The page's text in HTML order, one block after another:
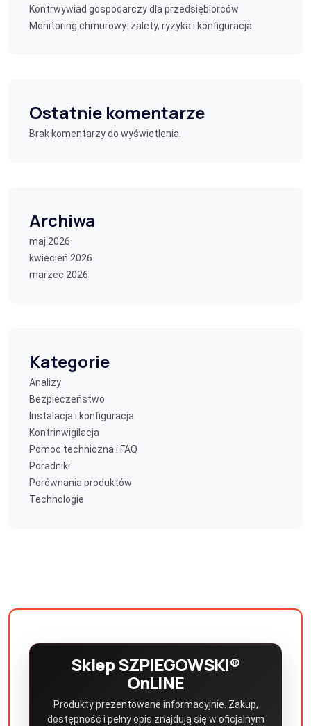
Kontrwywiad gospodarczy dla przedsiębiorców
Monitoring chmurowy: zalety, ryzyka i konfiguracja
Ostatnie komentarze
Brak komentarzy do wyświetlenia.
Archiwa
maj 2026
kwiecień 2026
marzec 2026
Kategorie
Analizy
Bezpieczeństwo
Instalacja i konfiguracja
Kontrinwigilacja
Pomoc techniczna i FAQ
Poradniki
Porównania produktów
Technologie
Sklep SZPIEGOWSKI®
OnLINE
Produkty prezentowane informacyjnie. Zakup,
dostępność i pełny opis znajdują się w oficjalnym